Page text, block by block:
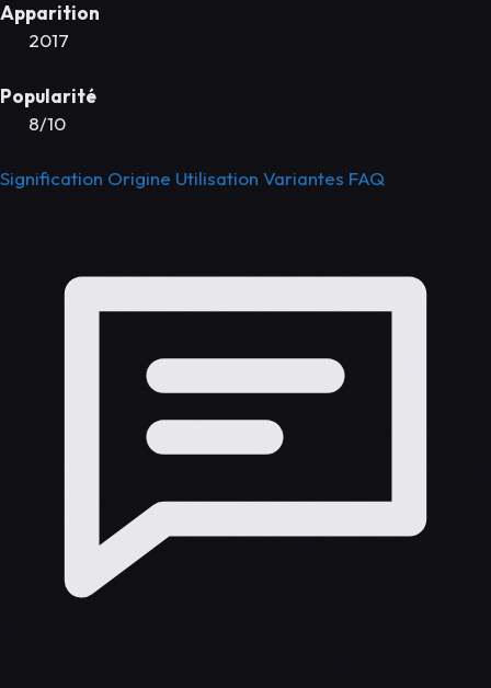
Apparition
2017
Popularité
8/10
Signification Origine Utilisation Variantes FAQ